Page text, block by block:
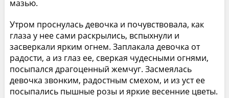
мазью.
Утром проснулась девочка и почувствовала, как
глаза у нее сами раскрылись, вспыхнули и
засверкали ярким огнем. Заплакала девочка от
радости, а из глаз ее, сверкая чудесными огнями,
посыпался драгоценный жемчуг. Засмеялась
девочка звонким, радостным смехом, и из уст ее
посыпались пышные розы и яркие весенние цветы.